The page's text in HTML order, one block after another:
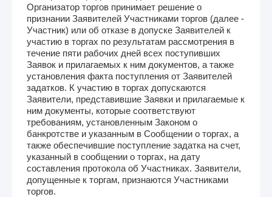
Организатор торгов принимает решение о
признании Заявителей Участниками торгов (далее -
Участник) или об отказе в допуске Заявителей к
участию в торгах по результатам рассмотрения в
течение пяти рабочих дней всех поступивших
Заявок и прилагаемых к ним документов, а также
установления факта поступления от Заявителей
задатков. К участию в торгах допускаются
Заявители, представившие Заявки и прилагаемые к
ним документы, которые соответствуют
требованиям, установленным Законом о
банкротстве и указанным в Сообщении о торгах, а
также обеспечившие поступление задатка на счет,
указанный в сообщении о торгах, на дату
составления протокола об Участниках. Заявители,
допущенные к торгам, признаются Участниками
торгов.